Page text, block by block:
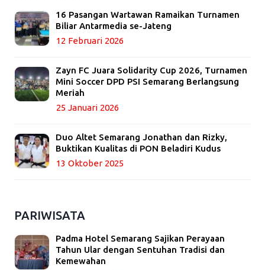
16 Pasangan Wartawan Ramaikan Turnamen
Biliar Antarmedia se-Jateng
12 Februari 2026
Zayn FC Juara Solidarity Cup 2026, Turnamen
Mini Soccer DPD PSI Semarang Berlangsung
Meriah
25 Januari 2026
Duo Altet Semarang Jonathan dan Rizky,
Buktikan Kualitas di PON Beladiri Kudus
13 Oktober 2025
PARIWISATA
Padma Hotel Semarang Sajikan Perayaan
Tahun Ular dengan Sentuhan Tradisi dan
Kemewahan